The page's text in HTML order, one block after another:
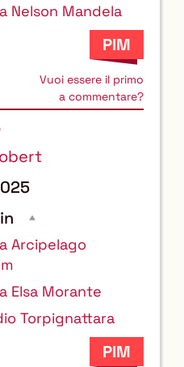
Nelson Mandela
Vuoi essere il primo
a commentare?
Arcipelago
Elsa Morante
Torpignattara